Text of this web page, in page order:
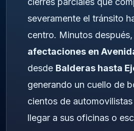
severamente el tránsito
centro. Minutos
afectaciones en
desde Balderas hasta
generando un cuello de
cientos de
llegar a sus oficinas o